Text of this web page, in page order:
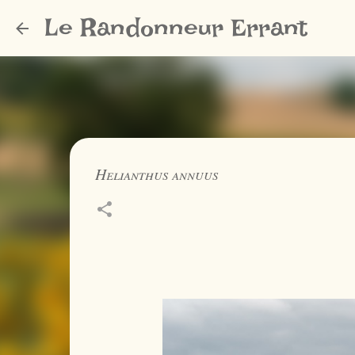
Le Randonneur Errant
Helianthus annuus